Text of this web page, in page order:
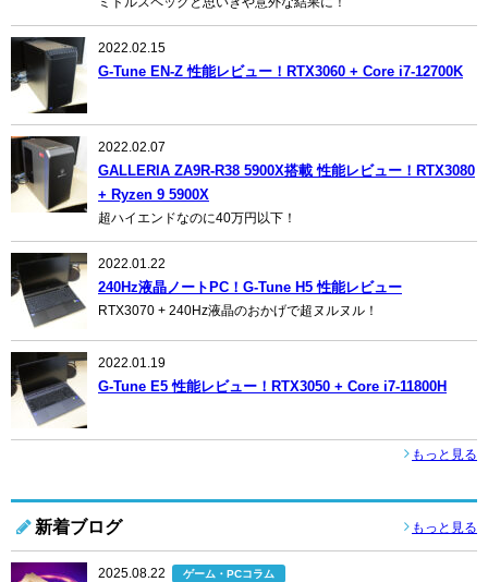
2022.02.15
G-Tune EN-Z 性能レビュー！RTX3060 + Core i7-12700K
2022.02.07
GALLERIA ZA9R-R38 5900X搭載 性能レビュー！RTX3080
+ Ryzen 9 5900X
超ハイエンドなのに40万円以下！
2022.01.22
240Hz液晶ノートPC！G-Tune H5 性能レビュー
RTX3070 + 240Hz液晶のおかげで超ヌルヌル！
2022.01.19
G-Tune E5 性能レビュー！RTX3050 + Core i7-11800H
もっと見る
新着ブログ もっと見る
2025.08.22 ゲーム・PCコラム